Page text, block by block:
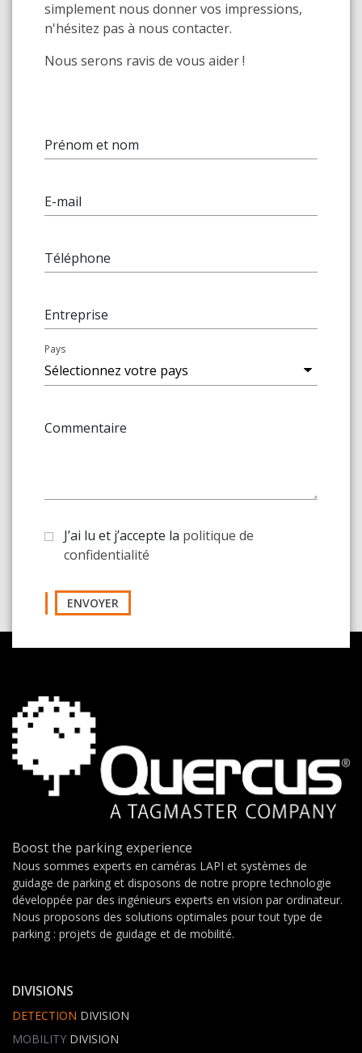
simplement nous donner vos impressions,
n'hésitez pas à nous contacter.
Nous serons ravis de vous aider !
Prénom et nom
E-mail
Téléphone
Entreprise
Pays
Commentaire
J’ai lu et j’accepte la politique de
confidentialité
ENVOYER
Boost the parking experience
Nous sommes experts en caméras LAPI et systèmes de
guidage de parking et disposons de notre propre technologie
développée par des ingénieurs experts en vision par ordinateur.
Nous proposons des solutions optimales pour tout type de
parking : projets de guidage et de mobilité.
DIVISIONS
DETECTION DIVISION
MOBILITY DIVISION